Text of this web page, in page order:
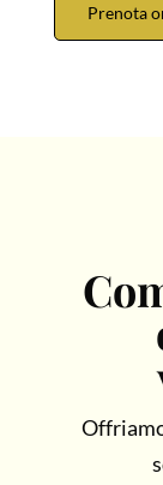
Prenota